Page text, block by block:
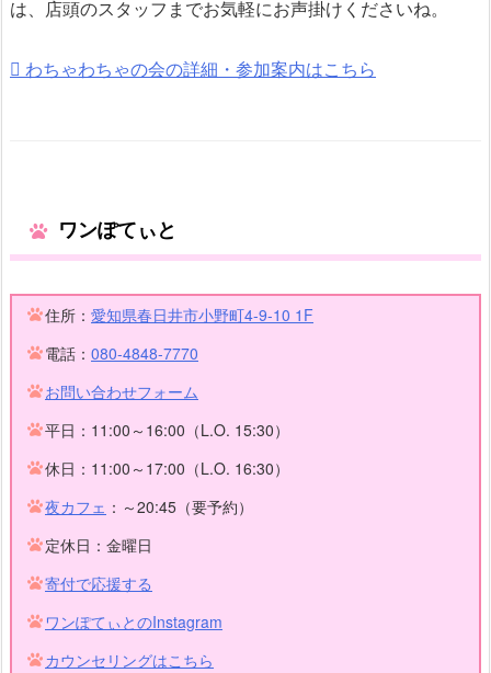
は、店頭のスタッフまでお気軽にお声掛けくださいね。
わちゃわちゃの会の詳細・参加案内はこちら
ワンぽてぃと
住所： 愛知県春日井市小野町4-9-10 1F
電話： 080-4848-7770
お問い合わせフォーム
平日：11:00～16:00（L.O. 15:30）
休日：11:00～17:00（L.O. 16:30）
夜カフェ ：～20:45（要予約）
定休日：金曜日
寄付で応援する
ワンぽてぃとのInstagram
カウンセリングはこちら